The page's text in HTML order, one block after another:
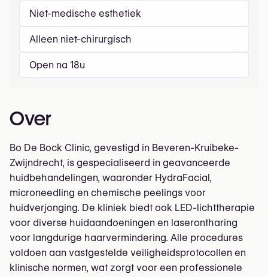
Niet-medische esthetiek
Alleen niet-chirurgisch
Open na 18u
Over
Bo De Bock Clinic, gevestigd in Beveren-Kruibeke-
Zwijndrecht, is gespecialiseerd in geavanceerde
huidbehandelingen, waaronder HydraFacial,
microneedling en chemische peelings voor
huidverjonging. De kliniek biedt ook LED-lichttherapie
voor diverse huidaandoeningen en laserontharing
voor langdurige haarvermindering. Alle procedures
voldoen aan vastgestelde veiligheidsprotocollen en
klinische normen, wat zorgt voor een professionele